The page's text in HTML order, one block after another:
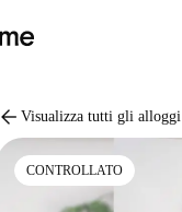
arrow_back Visualizza tutti gli alloggi
CONTROLLATO